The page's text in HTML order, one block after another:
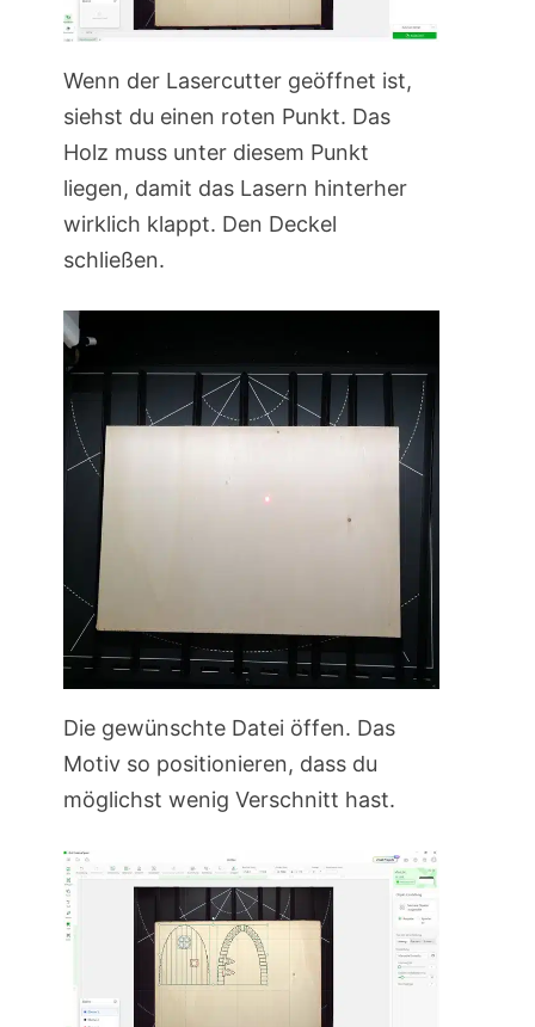
Wenn der Lasercutter geöffnet ist,
siehst du einen roten Punkt. Das
Holz muss unter diesem Punkt
liegen, damit das Lasern hinterher
wirklich klappt. Den Deckel
schließen.
Die gewünschte Datei öffen. Das
Motiv so positionieren, dass du
möglichst wenig Verschnitt hast.